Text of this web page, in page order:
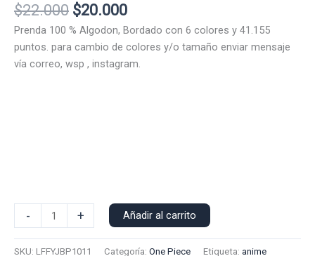
$22.000 El
precio
original
era:
$20.000El
precio
actual
es:
Prenda 100 % Algodon, Bordado con 6 colores y 41.155
puntos. para cambio de colores y/o tamaño enviar mensaje
vía correo, wsp , instagram.
-
Polo
+ Añadir al carrito
SKU: LFFYJBP1011 Categoría: One Piece Etiqueta: anime